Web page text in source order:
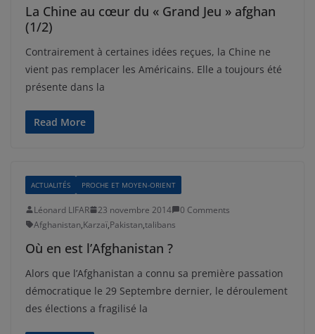
La Chine au cœur du « Grand Jeu » afghan
(1/2)
Contrairement à certaines idées reçues, la Chine ne
vient pas remplacer les Américains. Elle a toujours été
présente dans la
Read More
ACTUALITÉS PROCHE ET MOYEN-ORIENT
Léonard LIFAR 23 novembre 2014
0 Comments
Afghanistan,Karzaï,Pakistan,talibans
Où en est l’Afghanistan ?
Alors que l’Afghanistan a connu sa première passation
démocratique le 29 Septembre dernier, le déroulement
des élections a fragilisé la